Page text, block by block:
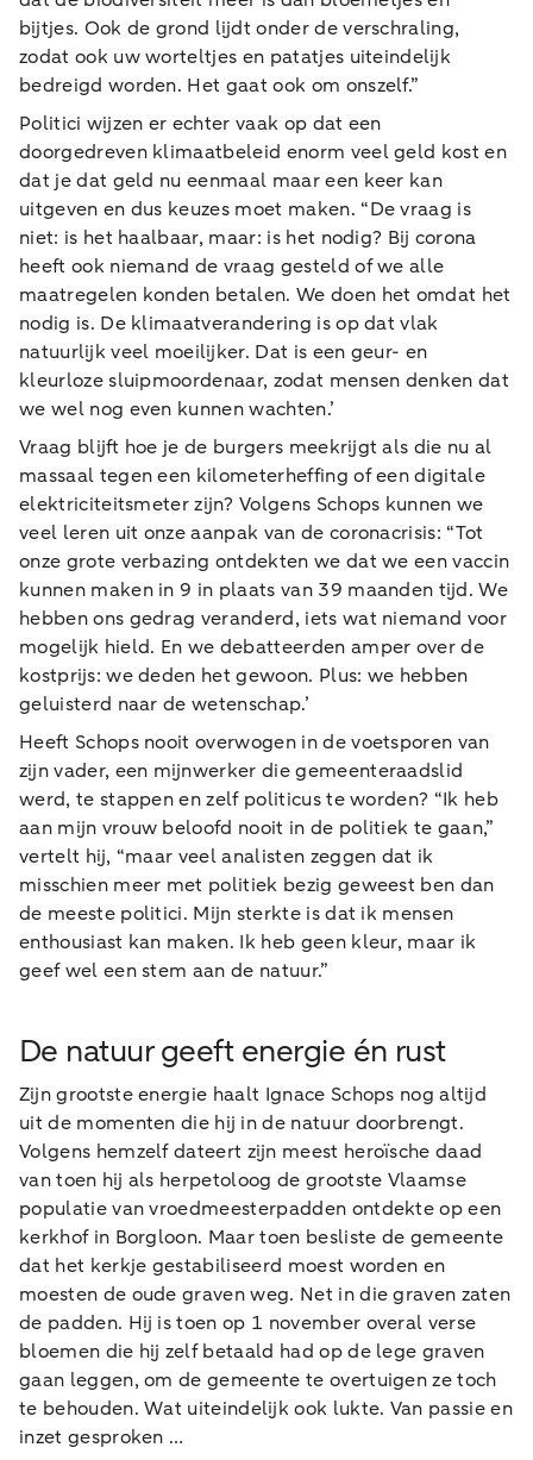
bijtjes. Ook de grond lijdt onder de verschraling,
zodat ook uw worteltjes en patatjes uiteindelijk
bedreigd worden. Het gaat ook om onszelf.”
Politici wijzen er echter vaak op dat een
doorgedreven klimaatbeleid enorm veel geld kost en
dat je dat geld nu eenmaal maar een keer kan
uitgeven en dus keuzes moet maken. “De vraag is
niet: is het haalbaar, maar: is het nodig? Bij corona
heeft ook niemand de vraag gesteld of we alle
maatregelen konden betalen. We doen het omdat het
nodig is. De klimaatverandering is op dat vlak
natuurlijk veel moeilijker. Dat is een geur- en
kleurloze sluipmoordenaar, zodat mensen denken dat
we wel nog even kunnen wachten.’
Vraag blijft hoe je de burgers meekrijgt als die nu al
massaal tegen een kilometerheffing of een digitale
elektriciteitsmeter zijn? Volgens Schops kunnen we
veel leren uit onze aanpak van de coronacrisis: “Tot
onze grote verbazing ontdekten we dat we een vaccin
kunnen maken in 9 in plaats van 39 maanden tijd. We
hebben ons gedrag veranderd, iets wat niemand voor
mogelijk hield. En we debatteerden amper over de
kostprijs: we deden het gewoon. Plus: we hebben
geluisterd naar de wetenschap.’
Heeft Schops nooit overwogen in de voetsporen van
zijn vader, een mijnwerker die gemeenteraadslid
werd, te stappen en zelf politicus te worden? “Ik heb
aan mijn vrouw beloofd nooit in de politiek te gaan,”
vertelt hij, “maar veel analisten zeggen dat ik
misschien meer met politiek bezig geweest ben dan
de meeste politici. Mijn sterkte is dat ik mensen
enthousiast kan maken. Ik heb geen kleur, maar ik
geef wel een stem aan de natuur.”
De natuur geeft energie én rust
Zijn grootste energie haalt Ignace Schops nog altijd
uit de momenten die hij in de natuur doorbrengt.
Volgens hemzelf dateert zijn meest heroïsche daad
van toen hij als herpetoloog de grootste Vlaamse
populatie van vroedmeesterpadden ontdekte op een
kerkhof in Borgloon. Maar toen besliste de gemeente
dat het kerkje gestabiliseerd moest worden en
moesten de oude graven weg. Net in die graven zaten
de padden. Hij is toen op 1 november overal verse
bloemen die hij zelf betaald had op de lege graven
gaan leggen, om de gemeente te overtuigen ze toch
te behouden. Wat uiteindelijk ook lukte. Van passie en
inzet gesproken …